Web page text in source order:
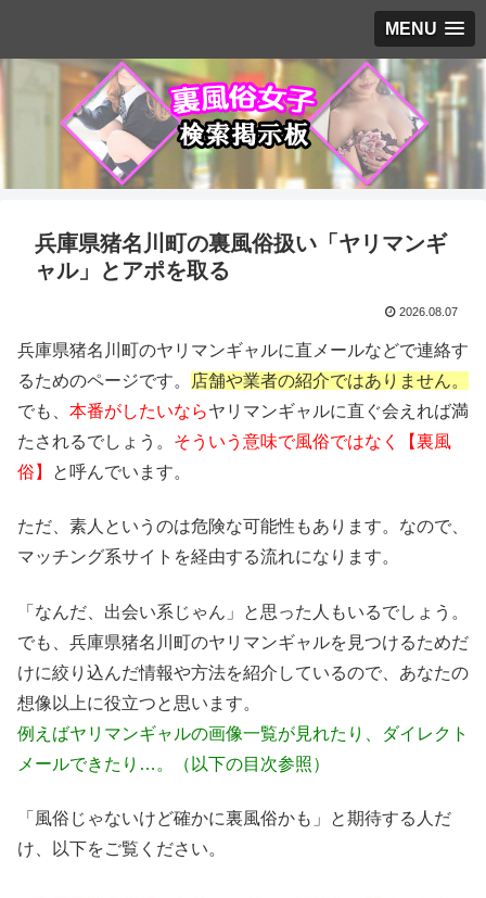
MENU
兵庫県猪名川町の裏風俗扱い「ヤリマンギ
ャル」とアポを取る
2026.08.07
兵庫県猪名川町のヤリマンギャルに直メールなどで連絡す
るためのページです。
店舗や業者の紹介ではありません。
でも、 本番がしたいならヤリマンギャルに直ぐ会えれば満
たされるでしょう。 そういう意味で風俗ではなく【裏風
俗】
と呼んでいます。
ただ、素人というのは危険な可能性もあります。なので、
マッチング系サイトを経由する流れになります。
「なんだ、出会い系じゃん」と思った人もいるでしょう。
でも、兵庫県猪名川町のヤリマンギャルを見つけるためだ
けに絞り込んだ情報や方法を紹介しているので、あなたの
想像以上に役立つと思います。
例えばヤリマンギャルの画像一覧が見れたり、ダイレクト
メールできたり…。（以下の目次参照）
「風俗じゃないけど確かに裏風俗かも」と期待する人だ
け、以下をご覧ください。